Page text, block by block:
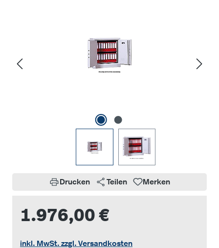
Drucken Teilen Merken
1.976,00 €
inkl. MwSt. zzgl. Versandkosten